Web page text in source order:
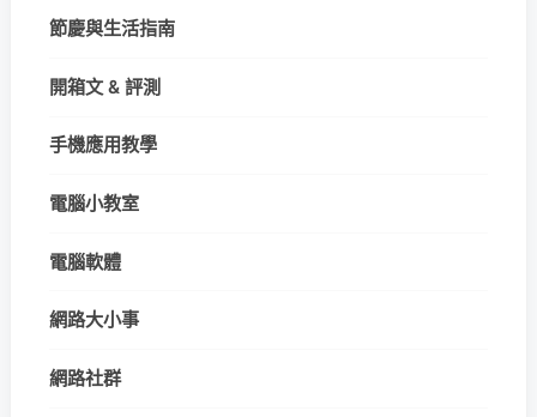
節慶與生活指南
開箱文 & 評測
手機應用教學
電腦小教室
電腦軟體
網路大小事
網路社群